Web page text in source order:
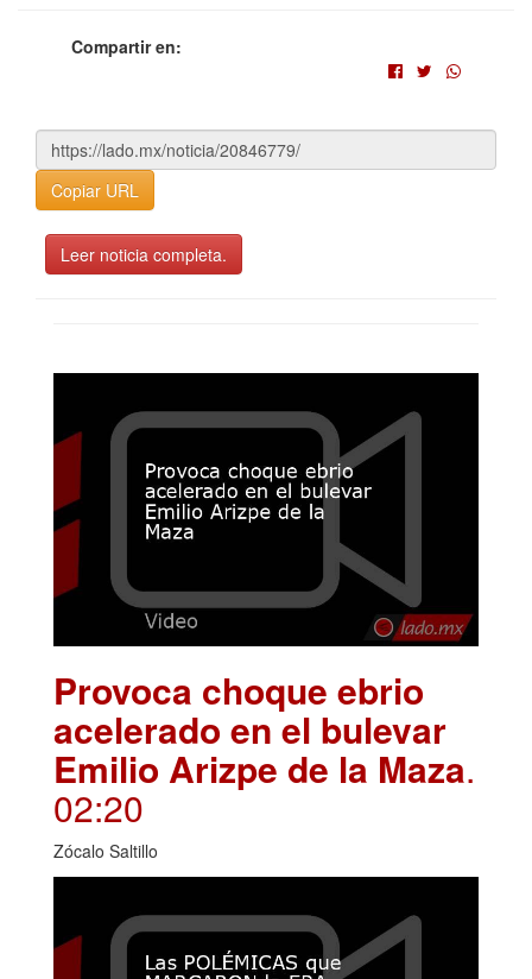
Compartir en:
Copiar URL
Leer noticia completa.
Provoca choque ebrio
acelerado en el bulevar
Emilio Arizpe de la Maza.
02:20
Zócalo Saltillo